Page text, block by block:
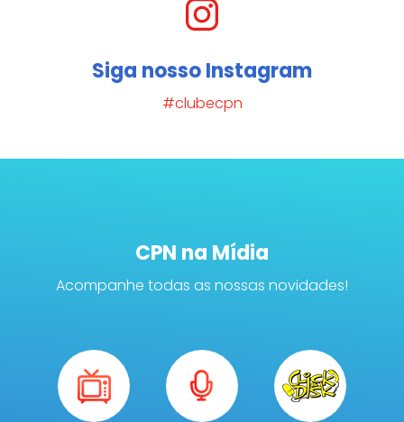
Siga nosso Instagram
#clubecpn
CPN na Mídia
Acompanhe todas as nossas novidades!